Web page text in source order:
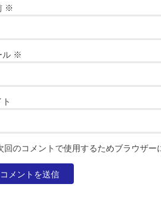
※
ル ※
回のコメントで使用するためブラウザー